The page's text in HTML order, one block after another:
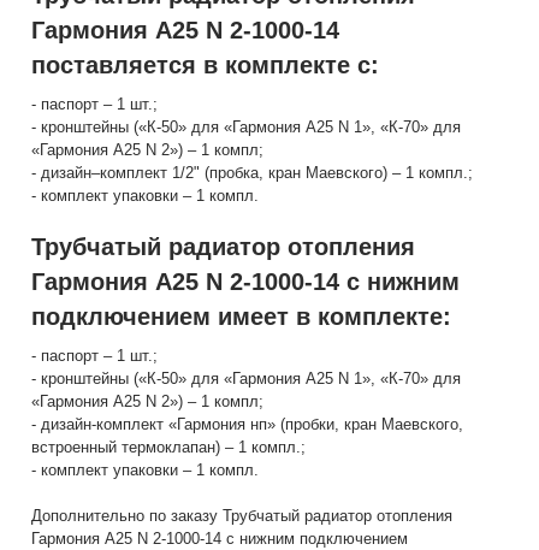
Гармония А25 N 2-1000-14
поставляется в комплекте с:
- паспорт – 1 шт.;
- кронштейны («К-50» для «Гармония А25 N 1», «К-70» для
«Гармония А25 N 2») – 1 компл;
- дизайн–комплект 1/2" (пробка, кран Маевского) – 1 компл.;
- комплект упаковки – 1 компл.
Трубчатый радиатор отопления
Гармония А25 N 2-1000-14 с нижним
подключением имеет в комплекте:
- паспорт – 1 шт.;
- кронштейны («К-50» для «Гармония А25 N 1», «К-70» для
«Гармония А25 N 2») – 1 компл;
- дизайн-комплект «Гармония нп» (пробки, кран Маевского,
встроенный термоклапан) – 1 компл.;
- комплект упаковки – 1 компл.
Дополнительно по заказу Трубчатый радиатор отопления
Гармония А25 N 2-1000-14 с нижним подключением